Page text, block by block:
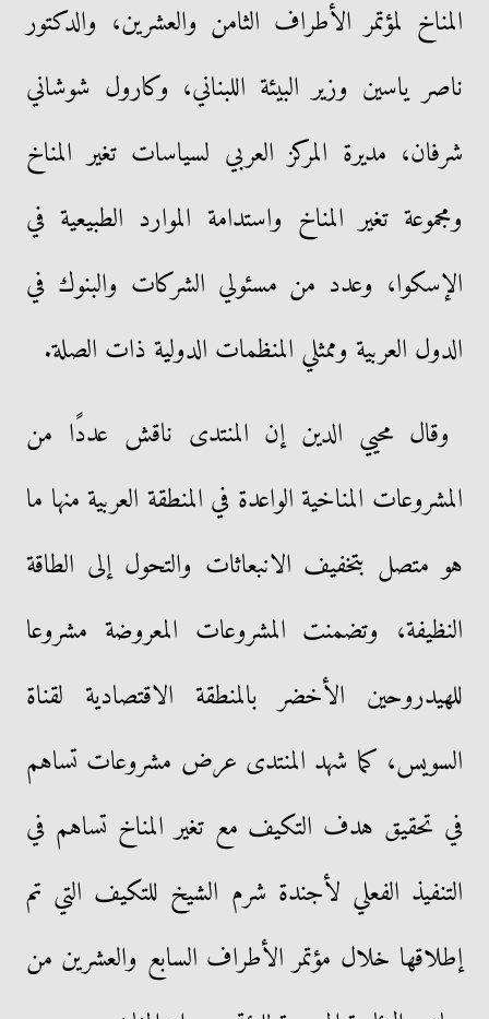
المناخ لمؤتمر الأطراف الثامن والعشرين، والدكتور
ناصر ياسين وزير البيئة اللبناني، وكارول شوشاني
شرفان، مديرة المركز العربي لسياسات تغير المناخ
ومجموعة تغير المناخ واستدامة الموارد الطبيعية في
الإسكوا، وعدد من مسئولي الشركات والبنوك في
الدول العربية وممثلي المنظمات الدولية ذات الصلة.
وقال محيي الدين إن المنتدى ناقش عددًا من
المشروعات المناخية الواعدة في المنطقة العربية منها ما
هو متصل بتخفيف الانبعاثات والتحول إلى الطاقة
النظيفة، وتضمنت المشروعات المعروضة مشروعا
للهيدروحين الأخضر بالمنطقة الاقتصادية لقناة
السويس، كما شهد المنتدى عرض مشروعات تساهم
في تحقيق هدف التكيف مع تغير المناخ تساهم في
التنفيذ الفعلي لأجندة شرم الشيخ للتكيف التي تم
إطلاقها خلال مؤتمر الأطراف السابع والعشرين من